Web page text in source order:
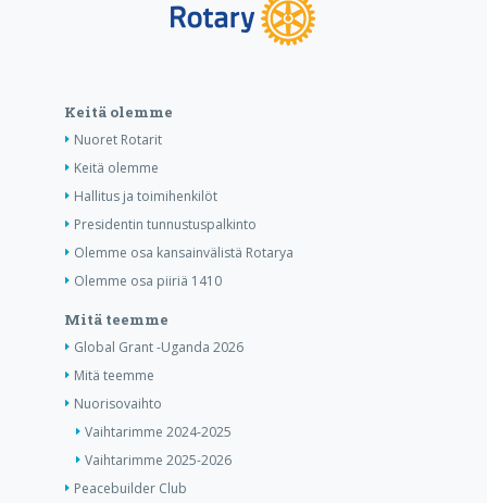
Keitä olemme
Nuoret Rotarit
Keitä olemme
Hallitus ja toimihenkilöt
Presidentin tunnustuspalkinto
Olemme osa kansainvälistä Rotarya
Olemme osa piiriä 1410
Mitä teemme
Global Grant -Uganda 2026
Mitä teemme
Nuorisovaihto
Vaihtarimme 2024-2025
Vaihtarimme 2025-2026
Peacebuilder Club